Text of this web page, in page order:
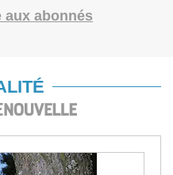
aux abonnés